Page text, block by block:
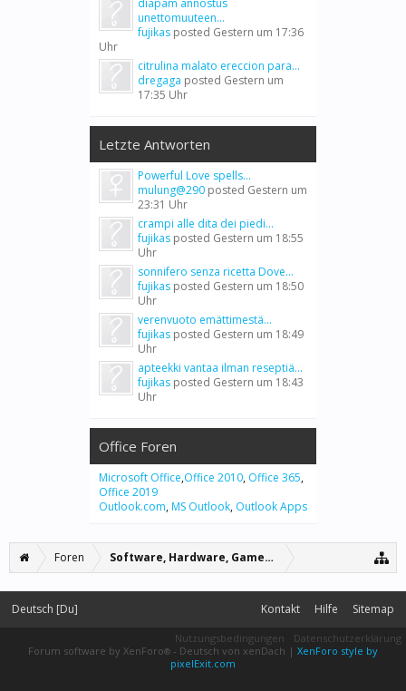
diapam annostus
unettomuuteen...
fujikas posted Gestern um 17:36
Uhr
citrulina malato ereccion para...
dregaga posted Gestern um
17:35 Uhr
Letzte Antworten
Powerful Love spells...
mulung@290 posted Gestern um
23:31 Uhr
crampi alle dita dei piedi...
fujikas posted Gestern um 18:55
Uhr
sonnifero senza ricetta Dove...
fujikas posted Gestern um 18:50
Uhr
verenvuoto emättimestä...
fujikas posted Gestern um 18:49
Uhr
apteekki vantaa ilman reseptiä...
fujikas posted Gestern um 18:43
Uhr
Office Foren
Microsoft Office,Office 2010, Office 365,
Office 2019
Outlook.com, MS Outlook, Outlook Apps
Foren Software, Hardware, Games, Grafiken
Deutsch [Du] Kontakt Hilfe Sitemap
Nutzungsbedingungen
Datenschutzerklärung
Forum software by XenForo® - Deutsch von xenDach | XenForo style by
pixelExit.com